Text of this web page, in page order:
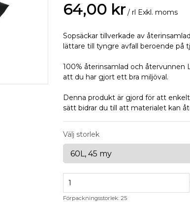
64,00 kr / rl Exkl. moms
Sopsäckar tillverkade av
lättare till tyngre avfall beroende på
100% återinsamlad och återvunnen
att du har gjort ett bra miljöval.
Denna produkt är gjord för att
sätt bidrar du till att materialet kan
Välj storlek
Förpackningsstorlek: 25